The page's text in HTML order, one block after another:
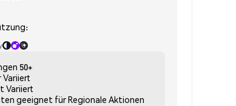
50+
Variiert
Variiert
geeignet fürRegionale Aktionen